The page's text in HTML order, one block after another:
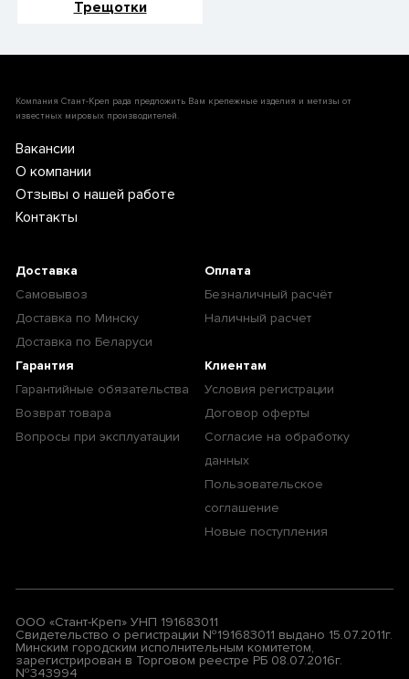
Трещотки
Компания Стант-Креп рада предложить Вам крепежные изделия и метизы от
известных мировых производителей.
Вакансии
О компании
Отзывы о нашей работе
Контакты
Доставка
Самовывоз
Доставка по Минску
Доставка по Беларуси
Оплата
Безналичный расчёт
Наличный расчет
Гарантия
Гарантийные обязательства
Возврат товара
Вопросы при эксплуатации
Клиентам
Условия регистрации
Договор оферты
Согласие на обработку
данных
Пользовательское
соглашение
Новые поступления
ООО «Стант-Креп» УНП 191683011
Свидетельство о регистрации №191683011 выдано 15.07.2011г.
Минским городским исполнительным комитетом,
зарегистрирован в Торговом реестре РБ 08.07.2016г.
№343994